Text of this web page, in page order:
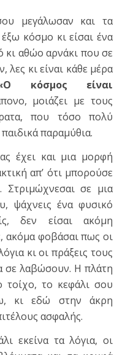
μεγάλωσαν και τα
κόσμο κι είσαι ένα
κι αθώο αρνάκι που σε
λες κι είναι κάθε μέρα
κόσμος είναι
μοιάζει με τους
που τόσο πολύ
παραμύθια.
έχει και μια μορφή
απ’ ότι μπορούσε
Στριμώχνεσαι σε μια
ψάχνεις ένα φυσικό
δεν είσαι ακόμη
ακόμα φοβάσαι πως οι
κι οι πράξεις τους
σε λαβώσουν. Η πλάτη
τοίχο, το κεφάλι σου
κι εδώ στην άκρη
ασφαλής.
εκείνα τα λόγια, οι